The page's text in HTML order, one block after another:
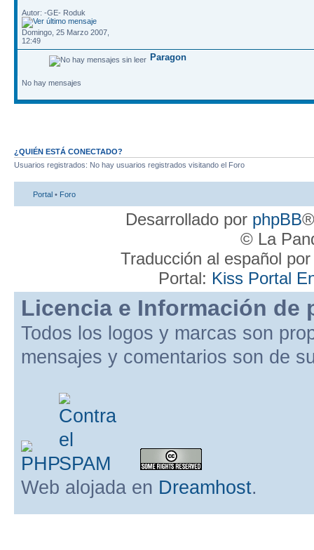
Autor: -GE- Roduk
Domingo, 25 Marzo 2007,
12:49
Paragon
No hay mensajes
¿QUIÉN ESTÁ CONECTADO?
Usuarios registrados: No hay usuarios registrados visitando el Foro
Portal • Foro
Desarrollado por phpBB
© La
Traducción al español
Portal: Kiss Portal
Licencia e Información de
Todos los logos y marcas son
mensajes y comentarios son de
Web alojada en Dreamhost.